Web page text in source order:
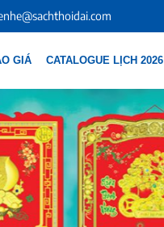
GIÁ CATALOGUE LỊCH 2026